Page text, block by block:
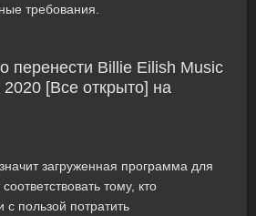
требования.
перенести Billie Eilish Music
[Все открыто] на
загруженная программа для
тому, кто
пользой потратить